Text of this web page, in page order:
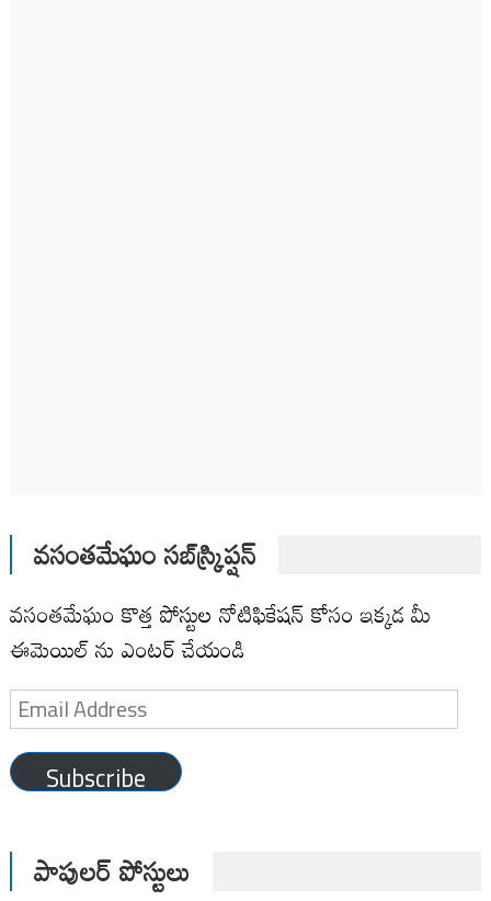
వసంతమేఘం సబ్‌స్క్రిప్షన్
వసంతమేఘం కొత్త పోస్టుల నోటిఫికేషన్ కోసం ఇక్కడ మీ
ఈమెయిల్ ను ఎంటర్ చేయండి
Email
Address
Subscribe
పాపులర్ పోస్టులు